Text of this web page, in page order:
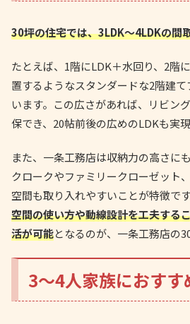
30坪の住宅では、3LDK〜4LDKの間
たとえば、1階にLDK＋水回り、2階
置するようなスタンダードな2階建
います。この広さがあれば、リビン
保でき、20帖前後の広めのLDKも実現
また、一条工務店は収納力の高さに
クロークやファミリークローゼット
空間も取り入れやすいことが特徴です
空間の使い方や動線設計を工夫する
活が可能となるのが、一条工務店の
3〜4人家族におすす